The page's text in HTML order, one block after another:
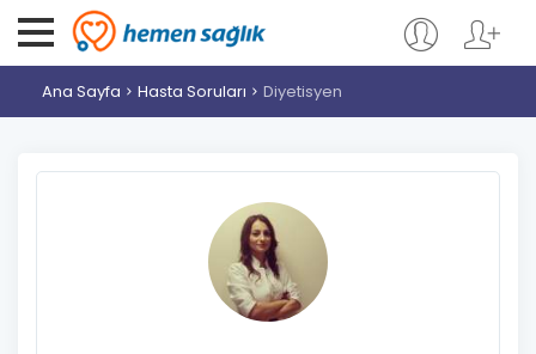
Ana Sayfa Hasta Soruları Diyetisyen